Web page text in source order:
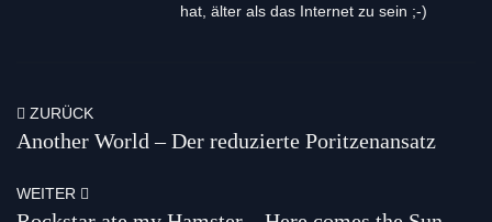
hat, älter als das Internet zu sein ;-)
ZURÜCK
Another World – Der reduzierte Poritzenansatz
WEITER